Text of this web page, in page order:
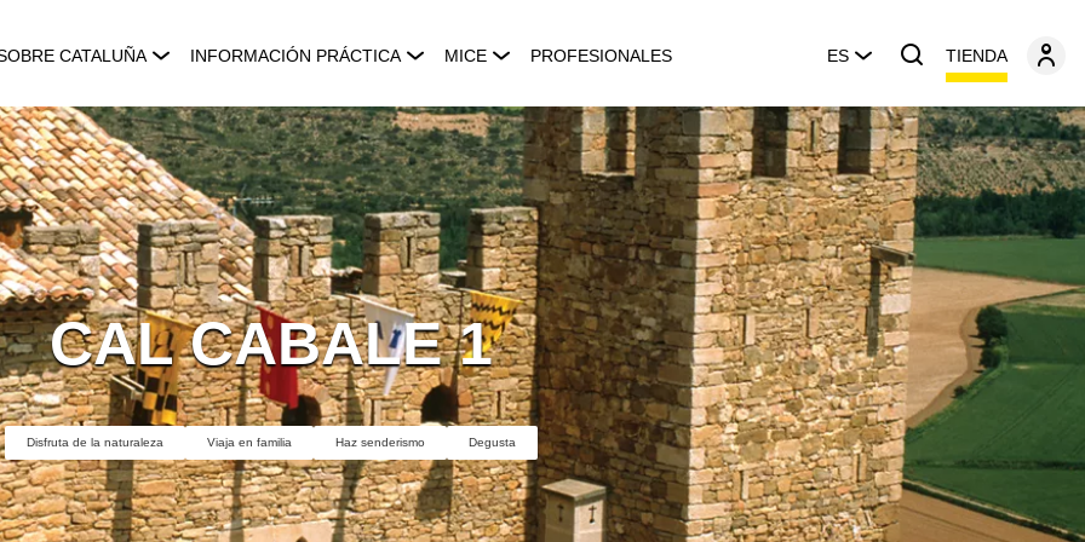
CATALUÑA INFORMACIÓN PRÁCTICA MICE PROFESIONALES ES TIENDA
CAL CABALE 1
Disfruta de la naturaleza Viaja en familia Haz senderismo Degusta